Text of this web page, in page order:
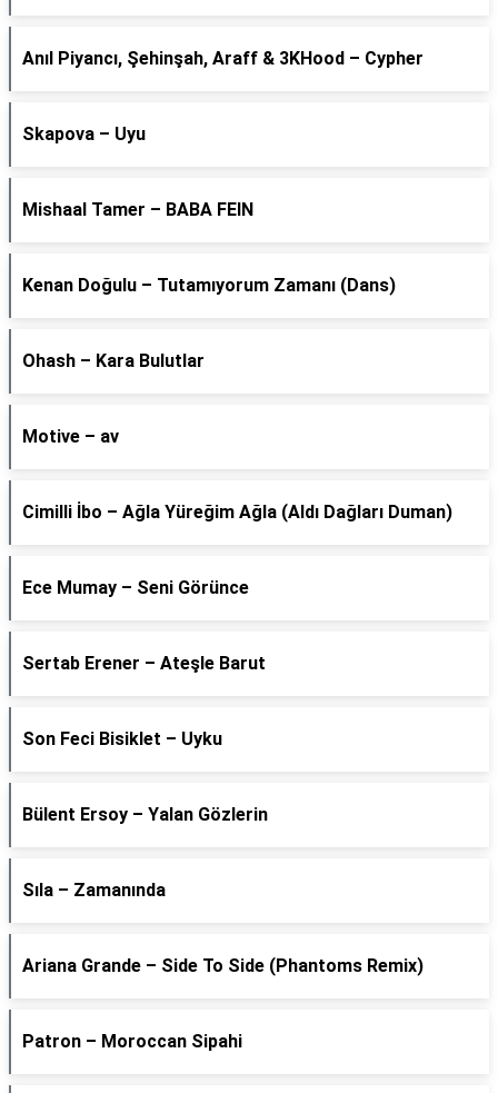
Anıl Piyancı, Şehinşah, Araff & 3KHood – Cypher
Skapova – Uyu
Mishaal Tamer – BABA FEIN
Kenan Doğulu – Tutamıyorum Zamanı (Dans)
Ohash – Kara Bulutlar
Motive – av
Cimilli İbo – Ağla Yüreğim Ağla (Aldı Dağları Duman)
Ece Mumay – Seni Görünce
Sertab Erener – Ateşle Barut
Son Feci Bisiklet – Uyku
Bülent Ersoy – Yalan Gözlerin
Sıla – Zamanında
Ariana Grande – Side To Side (Phantoms Remix)
Patron – Moroccan Sipahi